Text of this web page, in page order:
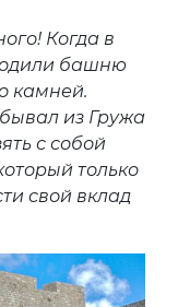
Когда в
башню
камней.
из Гружа
с собой
только
свой вклад